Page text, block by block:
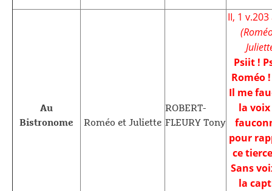
Au
Bistronome
Roméo et Juliette
ROBERT-
FLEURY Tony
II, 1
Psiit !
Roméo
Il me
la
pour
ce
Sans
la